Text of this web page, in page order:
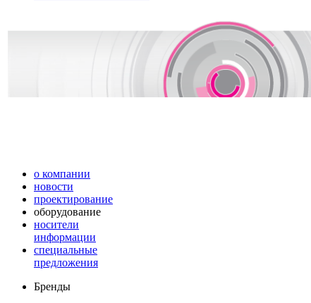
о компании
новости
проектирование
оборудование
носители
информации
специальные
предложения
Бренды